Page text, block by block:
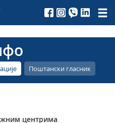
Поштански гласник
центрима